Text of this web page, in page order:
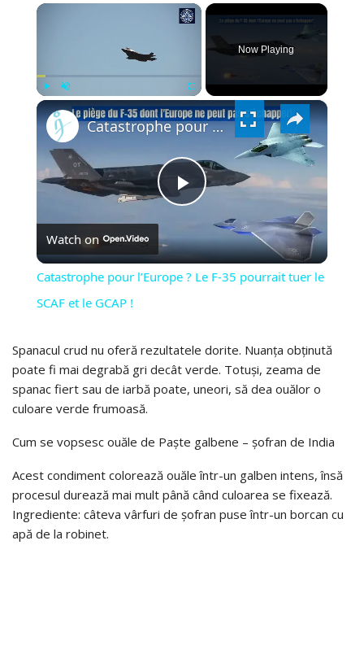
×
Now Playing
×
PLAY
VIDEO
Catastrophe pour l’Europe ? Le F-35 pourrait tuer le SCAF et le GCAP !
Watch on
Catastrophe pour l’Europe ? Le F-35 pourrait tuer le
SCAF et le GCAP !
Spanacul crud nu oferă rezultatele dorite. Nuanța obținută
poate fi mai degrabă gri decât verde. Totuși, zeama de
spanac fiert sau de iarbă poate, uneori, să dea ouălor o
culoare verde frumoasă.
Cum se vopsesc ouăle de Paște galbene – șofran de India
Acest condiment colorează ouăle într-un galben intens, însă
procesul durează mai mult până când culoarea se fixează.
Ingrediente: câteva vârfuri de șofran puse într-un borcan cu
apă de la robinet.